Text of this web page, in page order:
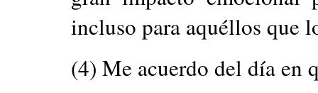
incluso para aquéllos que
(4) Me acuerdo del día